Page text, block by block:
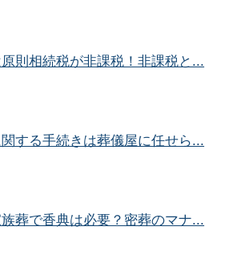
則相続税が非課税！非課税と...
する手続きは葬儀屋に任せら...
葬で香典は必要？密葬のマナ...